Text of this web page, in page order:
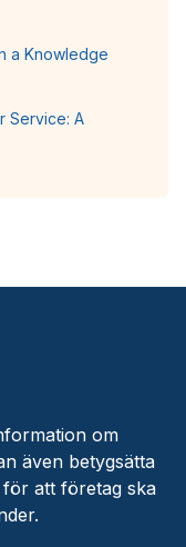
a Knowledge
Service: A
om
även betygsätta
att företag ska